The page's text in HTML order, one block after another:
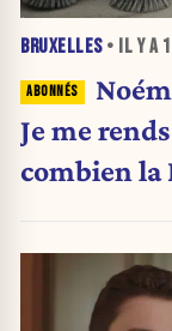
BRUXELLES• IL Y A
Je me
combien la